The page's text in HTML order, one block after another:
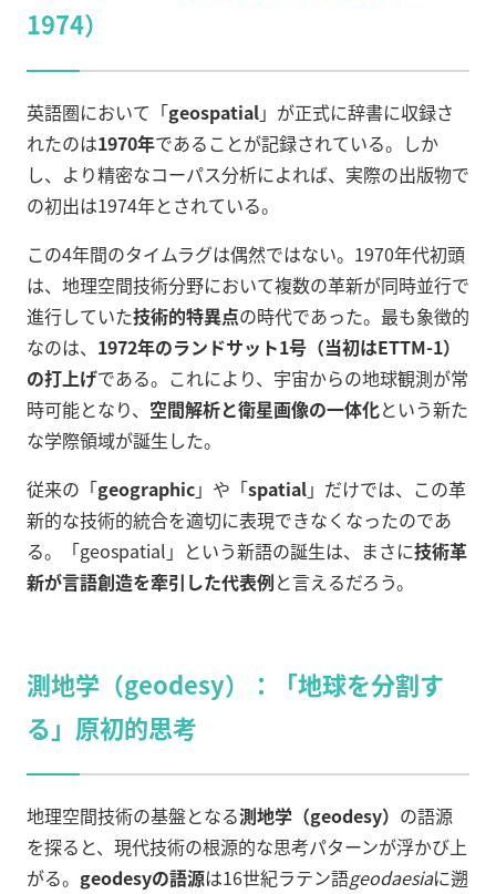
1974）
英語圏において「geospatial」が正式に辞書に収録さ
れたのは1970年であることが記録されている。しか
し、より精密なコーパス分析によれば、実際の出版物で
の初出は1974年とされている。
この4年間のタイムラグは偶然ではない。1970年代初頭
は、地理空間技術分野において複数の革新が同時並行で
進行していた技術的特異点の時代であった。最も象徴的
なのは、 1972年のランドサット1号（当初はETTM-1）
の打上げである。これにより、宇宙からの地球観測が常
時可能となり、 空間解析と衛星画像の一体化という新た
な学際領域が誕生した。
従来の「geographic」や「spatial」だけでは、この革
新的な技術的統合を適切に表現できなくなったのであ
る。「geospatial」という新語の誕生は、まさに技術革
新が言語創造を牽引した代表例と言えるだろう。
測地学（geodesy）：「地球を分割す
る」原初的思考
地理空間技術の基盤となる測地学（geodesy） の語源
を探ると、現代技術の根源的な思考パターンが浮かび上
がる。 geodesyの語源は16世紀ラテン語geodaesiaに遡